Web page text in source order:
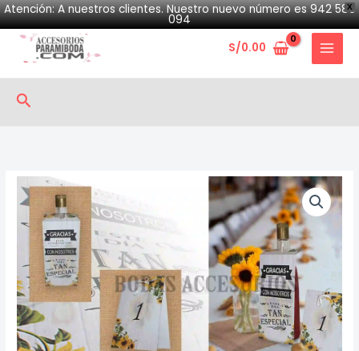
X
Atención: A nuestros clientes. Nuestro nuevo número es 942 580
094
Skip
to
content
S/0.00
Search
Tarjeta
y
numeración
quantity